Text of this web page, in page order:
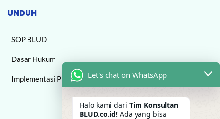
UNDUH
SOP BLUD
Dasar Hukum
Implementasi PPK BLUDLet's chat on WhatsApp
Halo kami dari Tim Konsultan
BLUD.co.id! Ada yang bisa